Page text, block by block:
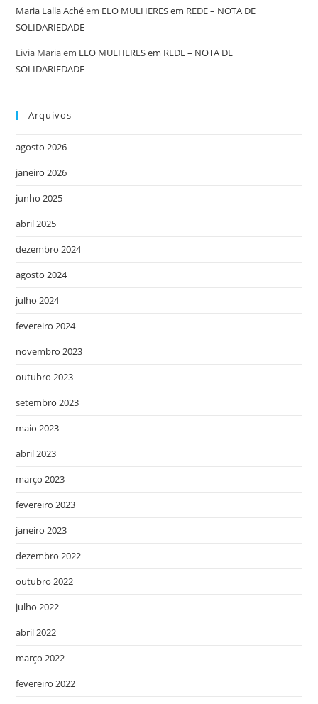
Maria Lalla Achéem ELO MULHERES em REDE – NOTA DE
SOLIDARIEDADE
Livia Mariaem ELO MULHERES em REDE – NOTA DE
SOLIDARIEDADE
Arquivos
agosto 2026
janeiro 2026
junho 2025
abril 2025
dezembro 2024
agosto 2024
julho 2024
fevereiro 2024
novembro 2023
outubro 2023
setembro 2023
maio 2023
abril 2023
março 2023
fevereiro 2023
janeiro 2023
dezembro 2022
outubro 2022
julho 2022
abril 2022
março 2022
fevereiro 2022